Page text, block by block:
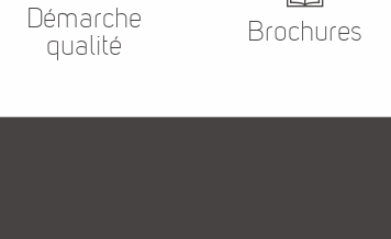
Démarche
qualité
Brochures